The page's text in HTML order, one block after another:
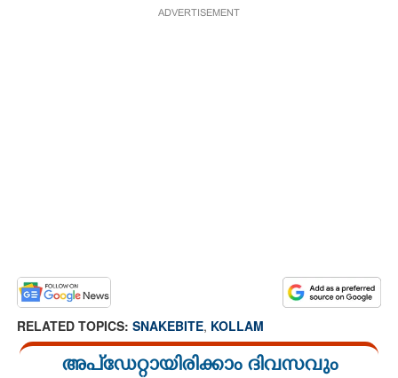
ADVERTISEMENT
RELATED TOPICS: SNAKEBITE, KOLLAM
അപ്ഡേറ്റായിരിക്കാം ദിവസവും